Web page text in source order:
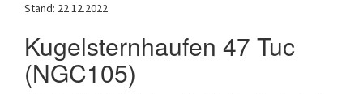
Stand: 22.12.2022
Kugelsternhaufen 47 Tuc
(NGC105)